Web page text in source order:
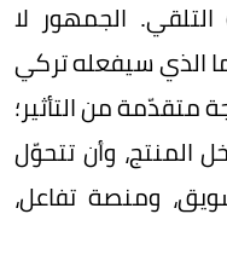
الجمهور لا
الذي سيفعله تركي
متقدّمة من التأثير؛
المنتج، وأن تتحوّل
ومنصة تفاعل،